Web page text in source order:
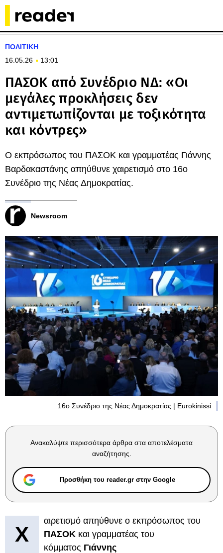
ΠΟΛΙΤΙΚΗ
16.05.26
13:01
ΠΑΣΟΚ από Συνέδριο ΝΔ: «Οι
μεγάλες προκλήσεις δεν
αντιμετωπίζονται με τοξικότητα
και κόντρες»
O εκπρόσωπος του ΠΑΣΟΚ και γραμματέας Γιάννης
Βαρδακαστάνης απηύθυνε χαιρετισμό στο 16ο
Συνέδριο της Νέας Δημοκρατίας.
Newsroom
16ο Συνέδριο της Νέας Δημοκρατίας | Eurokinissi
Ανακαλύψτε περισσότερα άρθρα στα αποτελέσματα
αναζήτησης.
Προσθήκη του reader.gr στην Google
Χ
αιρετισμό απηύθυνε ο εκπρόσωπος του
ΠΑΣΟΚ και γραμματέας του
κόμματος Γιάννης